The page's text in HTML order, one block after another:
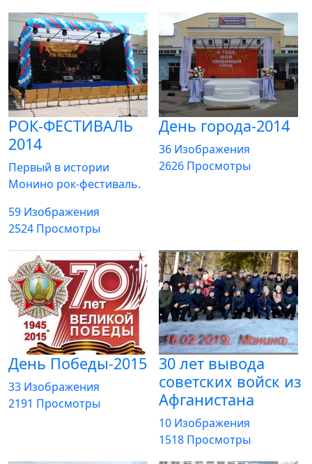
РОК-ФЕСТИВАЛЬ
2014
Первый в истории
Монино рок-фестиваль.
59 Изображения
2524 Просмотры
День города-2014
36 Изображения
2626 Просмотры
День Победы-2015
33 Изображения
2191 Просмотры
30 лет вывода
советских войск из
Афганистана
10 Изображения
1518 Просмотры